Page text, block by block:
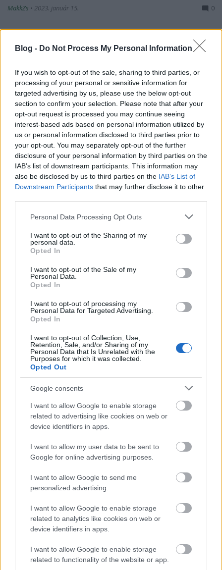
Blog - Do Not Process My Personal Information
If you wish to opt-out of the sale, sharing to third parties, or
processing of your personal or sensitive information for
targeted advertising by us, please use the below opt-out
section to confirm your selection. Please note that after your
opt-out request is processed you may continue seeing
interest-based ads based on personal information utilized by
us or personal information disclosed to third parties prior to
your opt-out. You may separately opt-out of the further
disclosure of your personal information by third parties on the
IAB’s list of downstream participants. This information may
also be disclosed by us to third parties on the IAB’s List of
Downstream Participants that may further disclose it to other
Please note that this website/app uses one or more Google
not limited to your visit or usage behaviour. You may click to
grant or deny consent to Google and its third-party tags to
use your data for below specified purposes in below Google
consent section.
Personal Data Processing Opt Outs
I want to opt-out of the Sharing of my
personal data.
Opted In
I want to opt-out of the Sale of my
Personal Data.
Opted In
I want to opt-out of processing my
Personal Data for Targeted Advertising.
Opted In
I want to opt-out of Collection, Use,
Retention, Sale, and/or Sharing of my
Personal Data that Is Unrelated with the
Purposes for which it was collected.
Opted Out
Google consents
I want to allow Google to enable storage
related to advertising like cookies on web or
device identifiers in apps.
I want to allow my user data to be sent to
Google for online advertising purposes.
I want to allow Google to send me
personalized advertising.
I want to allow Google to enable storage
related to analytics like cookies on web or
device identifiers in apps.
I want to allow Google to enable storage
related to functionality of the website or app.
MakkZs • 2023. január 15. 0
Nem gyakran fordul elő, hogy egy kétszereplős
előadást évekkel később elővesznek egészen más
színészekkel, és így játsszák tovább. Ezúttal ez
Színház 2017-es koprodukciója Kuthy Ágnes
rendezésében újjászületett szeptemberben, és azóta
havonta…
Thália Télikert – „Hajcihő egy
koponya körül” (Martin McDonagh: A
koponya) – 2022.02.17. – főpróba
•2022. február 22.
„A nagy kézrablás" után egy újabb, korábban
nálunk nem játszott Martin McDonagh-mű karrierje
indult el a Tháliában Tóth Benedek fordításában és
Zayzon Zsolt rendezésében. Érdemes megnézni a
nagyszerű színészek miatt is – Molnár Piroskának és
Vida Péternek nem minden nap van új bemutatója,
de ha…